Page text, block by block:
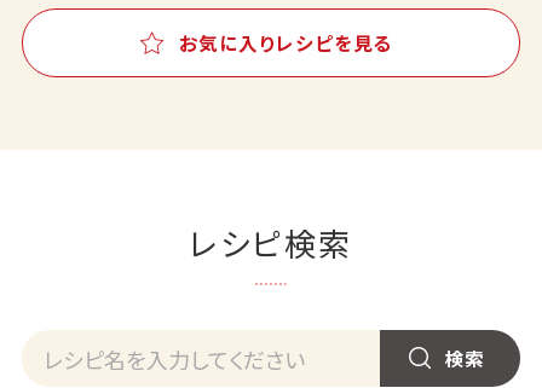
お気に入りレシピを見る
レシピ検索